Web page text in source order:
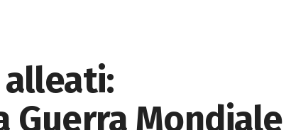
alleati:
Guerra Mondiale